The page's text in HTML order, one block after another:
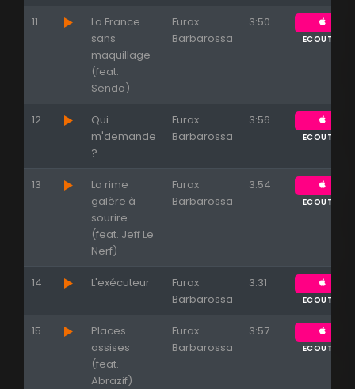
11
La France
sans
maquillage
(feat.
Sendo)
Furax
Barbarossa
3:50
ECOUTER
12
Qui
m'demande
?
Furax
Barbarossa
3:56
ECOUTER
13
La rime
galère à
sourire
(feat. Jeff Le
Nerf)
Furax
Barbarossa
3:54
ECOUTER
14 L'exécuteur
Furax
Barbarossa
3:31
ECOUTER
15
Places
assises
(feat.
Abrazif)
Furax
Barbarossa
3:57
ECOUTER